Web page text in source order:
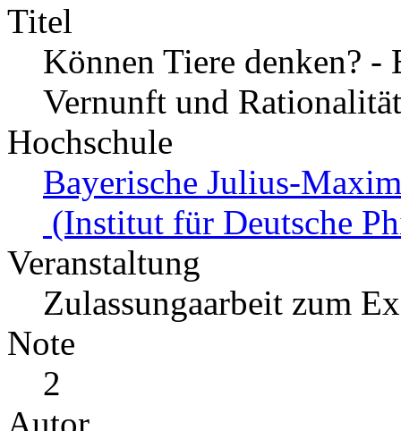
Titel
Können Tiere denken? -
Vernunft und
Hochschule
Bayerische Julius-
(Institut für Deutsche
Veranstaltung
Zulassungaarbeit zum
Note
2
Autor